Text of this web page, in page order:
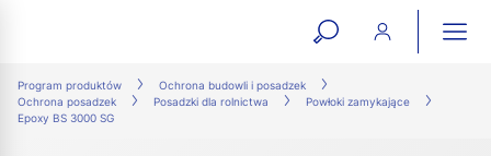
open
search
Program produktów
Ochrona budowli i posadzek
Ochrona posadzek
Posadzki dla rolnictwa
Powłoki zamykające
Epoxy BS 3000 SG